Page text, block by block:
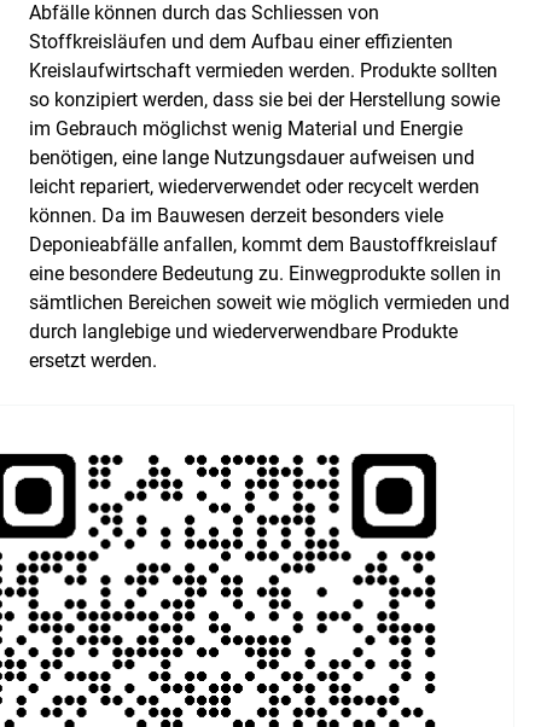
Abfälle können durch das Schliessen von
Stoffkreisläufen und dem Aufbau einer effizienten
Kreislaufwirtschaft vermieden werden. Produkte sollten
so konzipiert werden, dass sie bei der Herstellung sowie
im Gebrauch möglichst wenig Material und Energie
benötigen, eine lange Nutzungsdauer aufweisen und
leicht repariert, wiederverwendet oder recycelt werden
können. Da im Bauwesen derzeit besonders viele
Deponieabfälle anfallen, kommt dem Baustoffkreislauf
eine besondere Bedeutung zu. Einwegprodukte sollen in
sämtlichen Bereichen soweit wie möglich vermieden und
durch langlebige und wiederverwendbare Produkte
ersetzt werden.